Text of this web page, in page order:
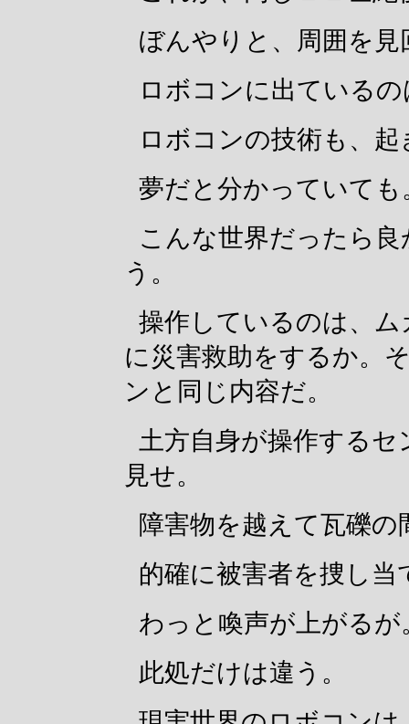
ぼんやりと、周囲を見
ロボコンに出ている
ロボコンの技術も、
夢だと分かっていても
こんな世界だったら
う。
操作しているのは、
に災害救助をするか。
ンと同じ内容だ。
土方自身が操作する
見せ。
障害物を越えて瓦礫の
的確に被害者を捜し当
わっと喚声が上がるが
此処だけは違う。